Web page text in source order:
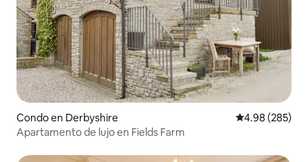
Condo en Derbyshire Calificación
4.98 (285)
Apartamento de lujo en Fields Farm